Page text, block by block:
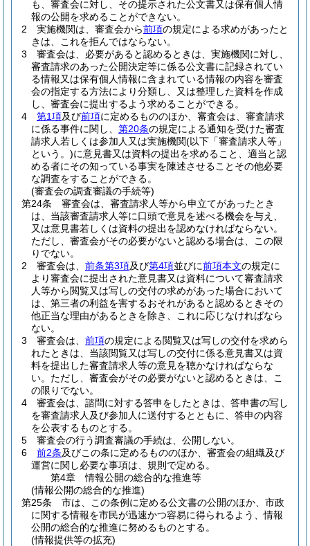
も、審査会に対し、その提示された公文書又は保有個人情
報の公開を求めることができない。
2
実施機関は、審査会から前項の規定による求めがあったと
きは、これを拒んではならない。
3
審査会は、必要があると認めるときは、実施機関に対し、
審査請求のあった公開決定等に係る公文書に記録されてい
る情報又は保有個人情報に含まれている情報の内容を審査
会の指定する方法により分類し、又は整理した資料を作成
し、審査会に提出するよう求めることができる。
4
第1項及び前項に定めるもののほか、審査会は、審査請求
に係る事件に関し、 第20条の規定による通知を受けた審査
請求人若しくは参加人又は実施機関(以下「審査請求人等」
という。)に意見書又は資料の提出を求めること、適当と認
める者にその知っている事実を陳述させることその他必要
な調査をすることができる。
(審査会の調査審議の手続等)
第24条
審査会は、審査請求人等から申立てがあったとき
は、当該審査請求人等に口頭で意見を述べる機会を与え、
又は意見書若しくは資料の提出を認めなければならない。
ただし、審査会がその必要がないと認める場合は、この限
りでない。
2
審査会は、 前条第3項及び第4項並びに前項本文の規定に
より審査会に提出された意見書又は資料について審査請求
人等から閲覧又は写しの交付の求めがあった場合において
は、第三者の利益を害するおそれがあると認めるときその
他正当な理由があるときを除き、これに応じなければなら
ない。
3
審査会は、 前項の規定による閲覧又は写しの交付を求めら
れたときは、当該閲覧又は写しの交付に係る意見書又は資
料を提出した審査請求人等の意見を聴かなければならな
い。 ただし、審査会がその必要がないと認めるときは、こ
の限りでない。
4
審査会は、諮問に対する答申をしたときは、答申書の写し
を審査請求人及び参加人に送付するとともに、答申の内容
を公表するものとする。
5
審査会の行う調査審議の手続は、公開しない。
6
前2条及びこの条に定めるもののほか、審査会の組織及び
運営に関し必要な事項は、規則で定める。
第4章
情報公開の総合的な推進等
(情報公開の総合的な推進)
第25条
市は、この条例に定める公文書の公開のほか、市政
に関する情報を市民が迅速かつ容易に得られるよう、情報
公開の総合的な推進に努めるものとする。
(情報提供等の拡充)